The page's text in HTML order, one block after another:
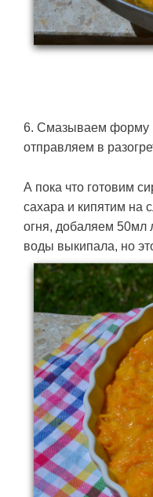
6. Смазываем форму
отправляем в
А пока что готовим
сахара и кипятим на
огня, добаляем 50мл
воды выкипала, но